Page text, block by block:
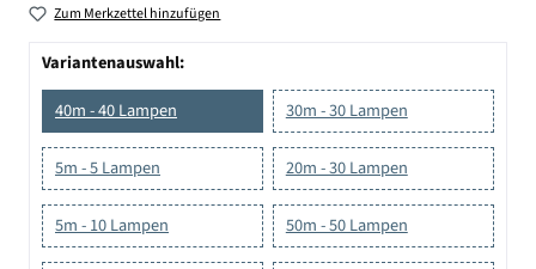
Zum Merkzettel hinzufügen
Variantenauswahl:
40m - 40 Lampen
30m - 30 Lampen
5m - 5 Lampen 20m - 30 Lampen
5m - 10 Lampen 50m - 50 Lampen